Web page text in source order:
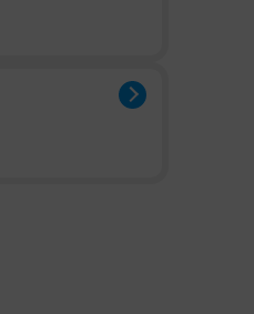
、元カレが忘れら